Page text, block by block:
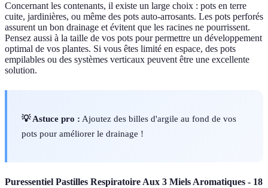
Concernant les contenants, il existe un large choix : pots en terre
cuite, jardinières, ou même des pots auto-arrosants. Les pots perforés
assurent un bon drainage et évitent que les racines ne pourrissent.
Pensez aussi à la taille de vos pots pour permettre un développement
optimal de vos plantes. Si vous êtes limité en espace, des pots
empilables ou des systèmes verticaux peuvent être une excellente
solution.
💡 Astuce pro : Ajoutez des billes d'argile au fond de vos
pots pour améliorer le drainage !
Puressentiel Pastilles Respiratoire Aux 3 Miels Aromatiques - 18